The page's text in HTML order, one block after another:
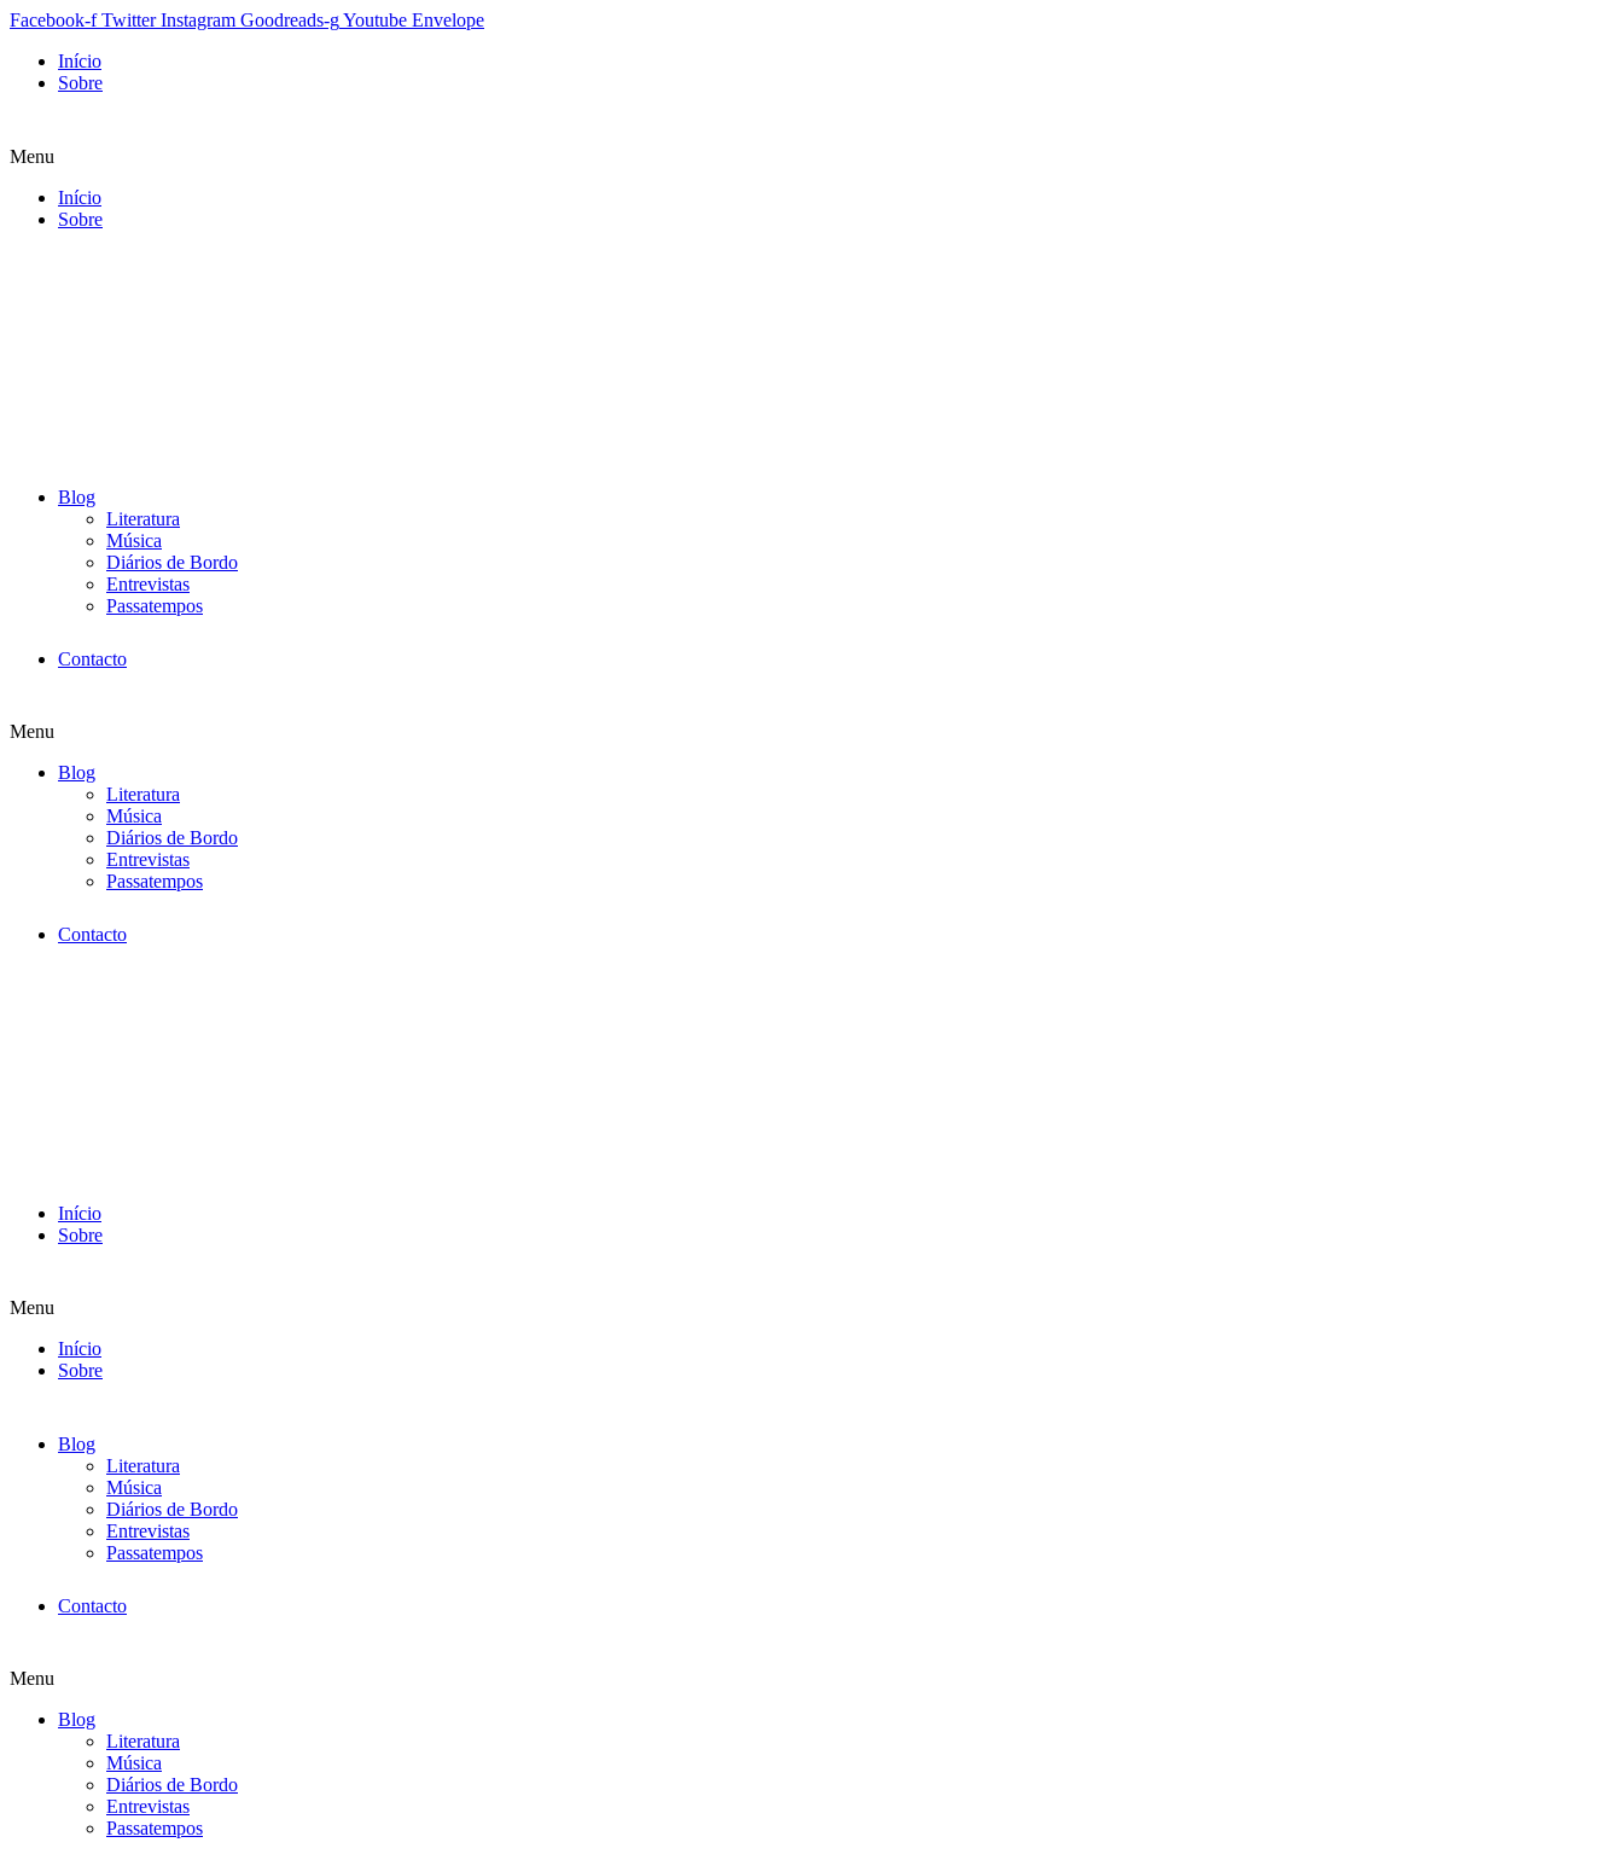
Facebook-f Twitter Instagram Goodreads-gYoutube Envelope
Início
Sobre
Menu
Início
Sobre
Blog
Literatura
Música
Diários de Bordo
Entrevistas
Passatempos
Contacto
Menu
Blog
Literatura
Música
Diários de Bordo
Entrevistas
Passatempos
Contacto
Início
Sobre
Menu
Início
Sobre
Blog
Literatura
Música
Diários de Bordo
Entrevistas
Passatempos
Contacto
Menu
Blog
Literatura
Música
Diários de Bordo
Entrevistas
Passatempos